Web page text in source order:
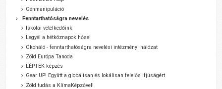
Génmanipuláció
Fenntarthatóságra nevelés
Iskolai vetélkedőink
Legyél a hétköznapok hőse!
Ökoháló - fenntarthatóságra nevelési intézményi hálózat
Zöld Európa Tanoda
LÉPTÉK képzés
Gear UP! Együtt a globálisan és lokálisan felelős ifjúságért
Zöld tudás a KlímaKépzővel!